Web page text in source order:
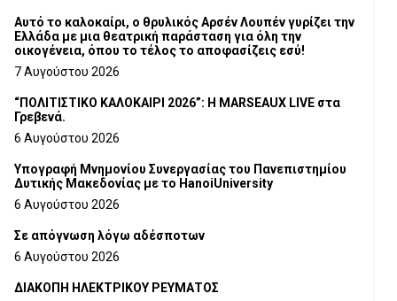
Αυτό το καλοκαίρι, ο θρυλικός Αρσέν Λουπέν γυρίζει την
Ελλάδα με μια θεατρική παράσταση για όλη την
οικογένεια, όπου το τέλος το αποφασίζεις εσύ!
7 Αυγούστου 2026
“ΠΟΛΙΤΙΣΤΙΚΟ ΚΑΛΟΚΑΙΡΙ 2026”: Η MARSEAUX LIVE στα
Γρεβενά.
6 Αυγούστου 2026
Υπογραφή Μνημονίου Συνεργασίας του Πανεπιστημίου
Δυτικής Μακεδονίας με το HanoiUniversity
6 Αυγούστου 2026
Σε απόγνωση λόγω αδέσποτων
6 Αυγούστου 2026
ΔΙΑΚΟΠΗ ΗΛΕΚΤΡΙΚΟΥ ΡΕΥΜΑΤΟΣ